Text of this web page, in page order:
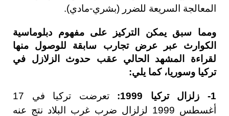
المعالجة السريعة للضرر (بشري-مادي).
ومما سبق يمكن التركيز على مفهوم دبلوماسية
الكوارث عبر عرض تجارب سابقة للوصول منها
لقراءة المشهد الحالي عقب حدوث الزلازل في
تركيا وسوريا، كما يلي:
1- زلزال تركيا 1999:
تعرضت تركيا في 17
أغسطس 1999 لزلزال ضرب غرب البلاد نتج عنه